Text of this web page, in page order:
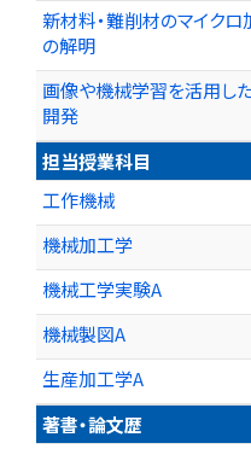
新材料・難削材のマイク
の解明
画像や機械学習を活用し
開発
担当授業科目
工作機械
機械加工学
機械工学実験A
機械製図A
生産加工学A
著書・論文歴